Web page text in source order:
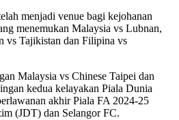
menjadi venue bagi kejohanan
menemukan Malaysia vs Lubnan,
vs Tajikistan dan Filipina vs
Malaysia vs Chinese Taipei dan
kedua kelayakan Piala Dunia
akhir Piala FA 2024-25
(JDT) dan Selangor FC.